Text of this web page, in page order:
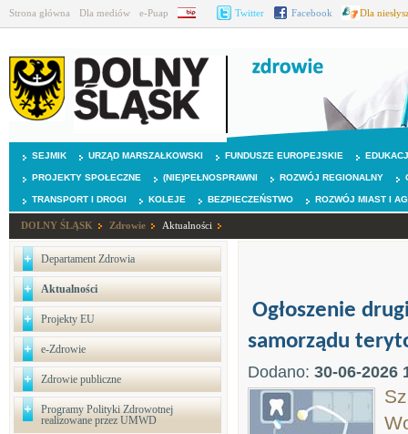
Strona główna Dla mediów e-Puap BIP Twitter Facebook Dla
SEJMIK URZĄD MARSZAŁKOWSKI FUNDUSZE EUROPEJSKIE
PROJEKTY SPOŁECZNE (NIE)PEŁNOSPRAWNI ROZWÓJ REGIONALNY
TRANSPORT I DROGI KOLEJE BEZPIECZEŃSTWO ROZWÓJ MIAST I
DOLNY ŚLĄSK Zdrowie Aktualności
Departament Zdrowia
Aktualności
Projekty EU
e-Zdrowie
Zdrowie publiczne
Programy Polityki Zdrowotnej
realizowane przez UMWD
Ogłoszenie
samorządu
Dodano: 30-06-2026